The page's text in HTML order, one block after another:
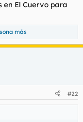
en El Cuervo para
más
#22